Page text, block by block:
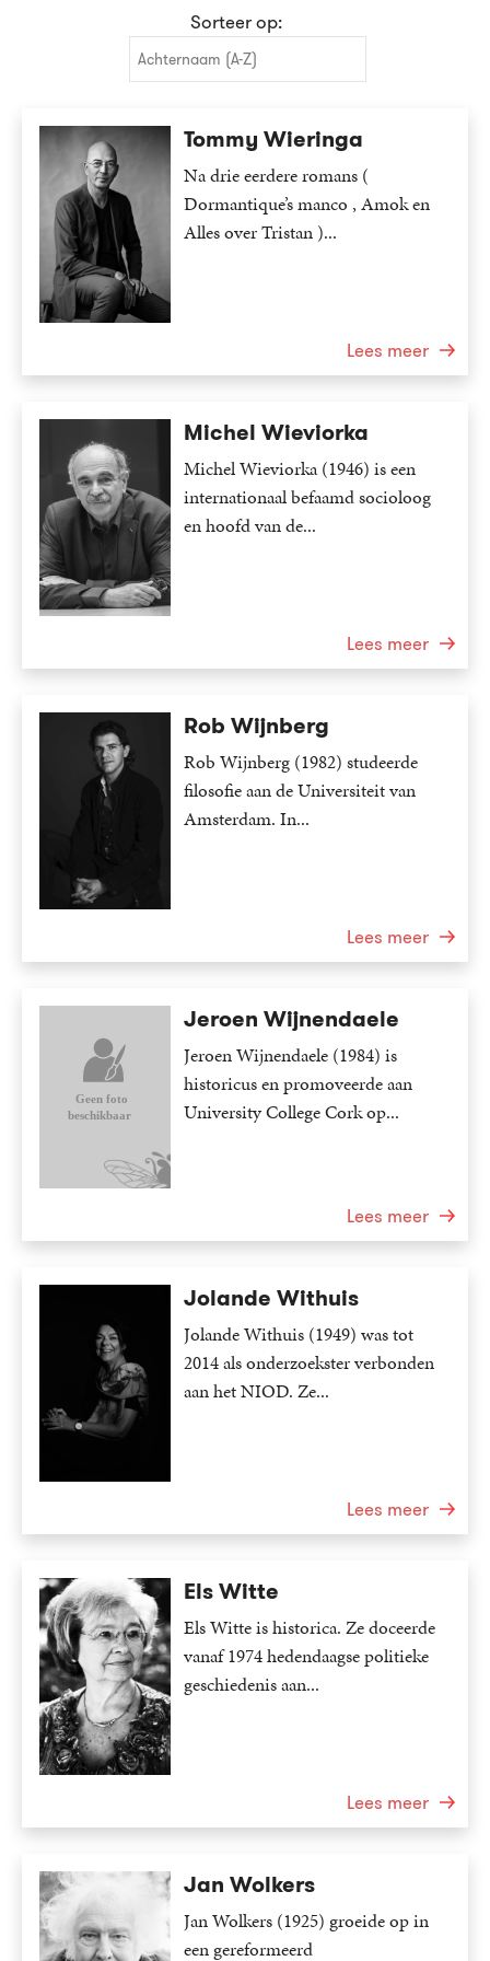
Sorteer op:
Achternaam (A-Z)
Achternaam (Z-A)
Voornaam (Z-A)
Tommy Wieringa
Na drie eerdere romans (
Dormantique’s manco , Amok en
Alles over Tristan )...
Lees meer
Michel Wieviorka
Michel Wieviorka (1946) is een
internationaal befaamd socioloog
en hoofd van de...
Lees meer
Rob Wijnberg
Rob Wijnberg (1982) studeerde
filosofie aan de Universiteit van
Amsterdam. In...
Lees meer
Jeroen Wijnendaele
Jeroen Wijnendaele (1984) is
historicus en promoveerde aan
University College Cork op...
Lees meer
Jolande Withuis
Jolande Withuis (1949) was tot
2014 als onderzoekster verbonden
aan het NIOD. Ze...
Lees meer
Els Witte
Els Witte is historica. Ze doceerde
vanaf 1974 hedendaagse politieke
geschiedenis aan...
Lees meer
Jan Wolkers
Jan Wolkers (1925) groeide op in
een gereformeerd